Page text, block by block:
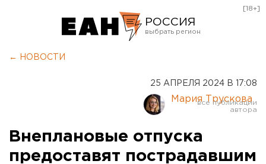
РОССИЯ
Курган
Оренбург
[18+]
← НОВОСТИ
25 АПРЕЛЯ 2024 В 17:08
Мария Трускова
Внеплановые отпуска
предоставят пострадавшим